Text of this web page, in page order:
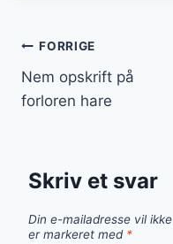
FORRIGE
Nem opskrift på
forloren hare
Skriv et svar
Din e-mailadresse vil
er markeret med *